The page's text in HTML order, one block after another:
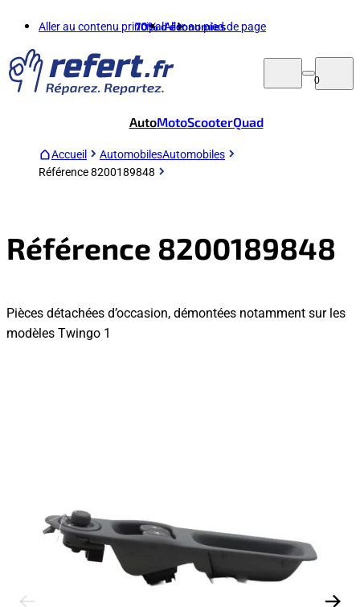
Aller au contenu principalAller au pied de page
70%d'économies
0
AutoMotoScooterQuad
Accueil AutomobilesAutomobiles
Référence 8200189848
Référence 8200189848
Pièces détachées d’occasion, démontées notamment sur les
modèles Twingo 1